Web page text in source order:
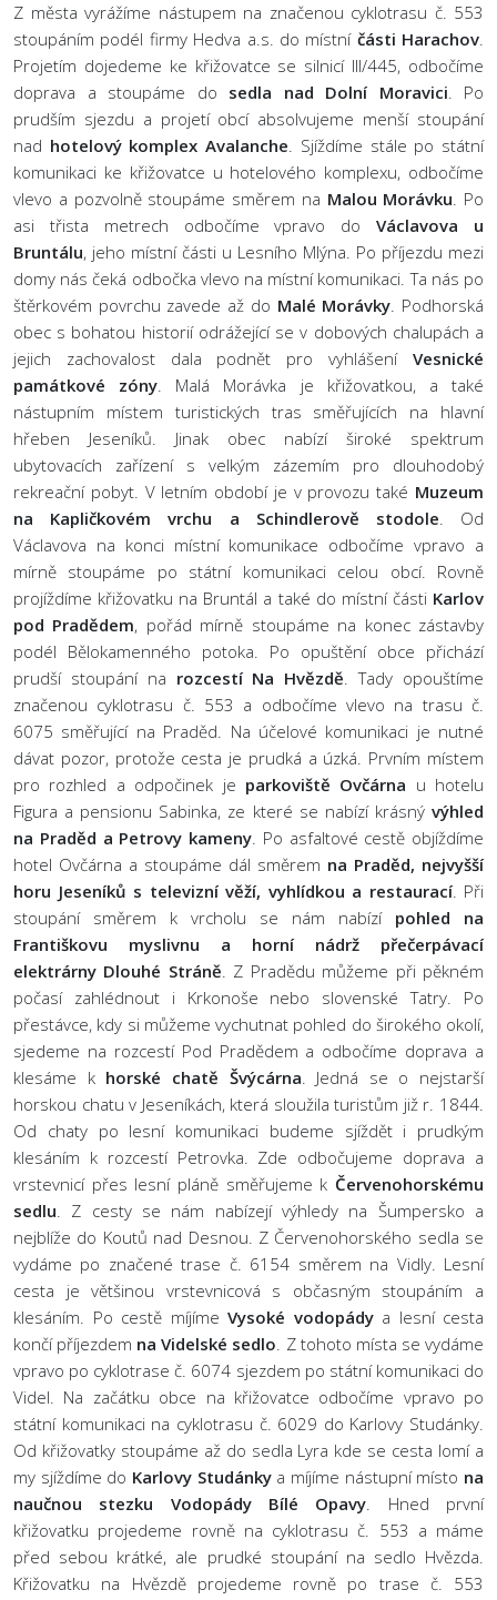
Z města vyrážíme nástupem na značenou cyklotrasu č. 553
stoupáním podél firmy Hedva a.s. do místníčásti Harachov.
Projetím dojedeme ke křižovatce se silnicí III/445, odbočíme
doprava a stoupáme do sedla nad Dolní Moravici. Po
prudším sjezdu a projetí obcí absolvujeme menší stoupání
nad hotelový komplex Avalanche. Sjíždíme stále po státní
komunikaci ke křižovatce u hotelového komplexu, odbočíme
vlevo a pozvolně stoupáme směrem na Malou Morávku. Po
asi třista metrech odbočíme vpravo doVáclavova u
Bruntálu, jeho místní části u Lesního Mlýna. Po příjezdu mezi
domy nás čeká odbočka vlevo na místní komunikaci. Ta nás po
štěrkovém povrchu zavede až do Malé Morávky. Podhorská
obec s bohatou historií odrážející se v dobových chalupách a
jejich zachovalost dala podnět pro vyhlášení Vesnické
památkové zóny. Malá Morávka je křižovatkou, a také
nástupním místem turistických tras směřujících na hlavní
hřeben Jeseníků. Jinak obec nabízí široké spektrum
ubytovacích zařízení s velkým zázemím pro dlouhodobý
rekreační pobyt. V letním období je v provozu také Muzeum
na Kapličkovém vrchu a Schindlerově stodole. Od
Václavova na konci místní komunikace odbočíme vpravo a
mírně stoupáme po státní komunikaci celou obcí. Rovně
projíždíme křižovatku na Bruntál a také do místní části Karlov
pod Pradědem, pořád mírně stoupáme na konec zástavby
podél Bělokamenného potoka. Po opuštění obce přichází
prudší stoupání na rozcestí Na Hvězdě. Tady opouštíme
značenou cyklotrasu č. 553 a odbočíme vlevo na trasu č.
6075 směřující na Praděd. Na účelové komunikaci je nutné
dávat pozor, protože cesta je prudká a úzká. Prvním místem
pro rozhled a odpočinek je parkoviště Ovčárna u hotelu
Figura a pensionu Sabinka, ze které se nabízí krásný výhled
na Praděd a Petrovy kameny. Po asfaltové cestě objíždíme
hotel Ovčárna a stoupáme dál směrem na Praděd, nejvyšší
horu Jeseníků s televizní věží, vyhlídkou a restaurací. Při
stoupání směrem k vrcholu se nám nabízí pohled na
Františkovu myslivnu a horní nádrž přečerpávací
elektrárny Dlouhé Stráně. Z Pradědu můžeme při pěkném
počasí zahlédnout i Krkonoše nebo slovenské Tatry. Po
přestávce, kdy si můžeme vychutnat pohled do širokého okolí,
sjedeme na rozcestí Pod Pradědem a odbočíme doprava a
klesáme k horské chatě Švýcárna. Jedná se o nejstarší
horskou chatu v Jeseníkách, která sloužila turistům již r. 1844.
Od chaty po lesní komunikaci budeme sjíždět i prudkým
klesáním k rozcestí Petrovka. Zde odbočujeme doprava a
vrstevnicí přes lesní pláně směřujeme k Červenohorskému
sedlu. Z cesty se nám nabízejí výhledy na Šumpersko a
nejblíže do Koutů nad Desnou. Z Červenohorského sedla se
vydáme po značené trase č. 6154 směrem na Vidly. Lesní
cesta je většinou vrstevnicová s občasným stoupáním a
klesáním. Po cestě míjíme Vysoké vodopádya lesní cesta
končí příjezdem na Videlské sedlo. Z tohoto místa se vydáme
vpravo po cyklotrase č. 6074 sjezdem po státní komunikaci do
Videl. Na začátku obce na křižovatce odbočíme vpravo po
státní komunikaci na cyklotrasu č. 6029 do Karlovy Studánky.
Od křižovatky stoupáme až do sedla Lyra kde se cesta lomí a
my sjíždíme do Karlovy Studánkya míjíme nástupní místo na
naučnou stezku Vodopády Bílé Opavy. Hned první
křižovatku projedeme rovně na cyklotrasu č. 553 a máme
před sebou krátké, ale prudké stoupání na sedlo Hvězda.
Křižovatku na Hvězdě projedeme rovně po trase č. 553